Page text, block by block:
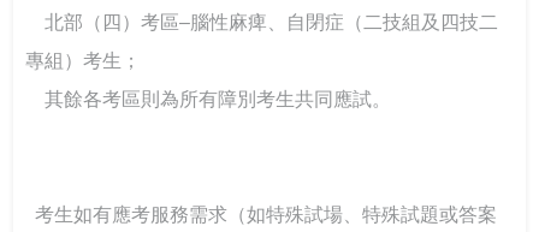
北部（四）考區–腦性麻痺、自閉症（二技組及四技二
專組）考生；
其餘各考區則為所有障別考生共同應試。
考生如有應考服務需求（如特殊試場、特殊試題或答案